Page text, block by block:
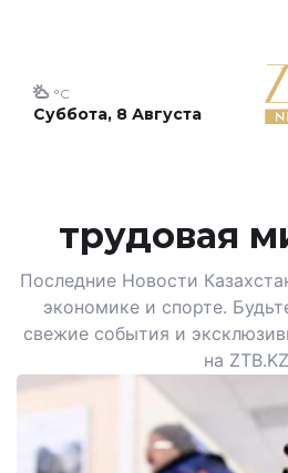
Суббота, 8 Августа
°C
трудовая
Последние Новости
экономике и спорте.
свежие события и
на